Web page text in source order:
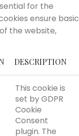
for the
ensure basic
the website,
DESCRIPTION
This cookie is
set by GDPR
Cookie
Consent
plugin. The